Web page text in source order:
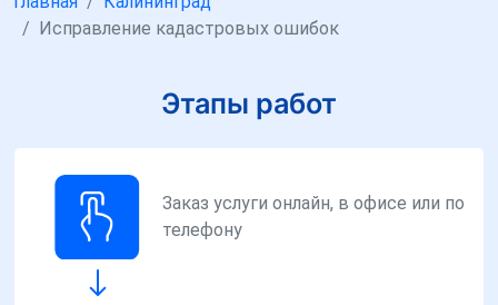
Исправление кадастровых ошибок
Этапы работ
Заказ услуги онлайн, в офисе или по
телефону